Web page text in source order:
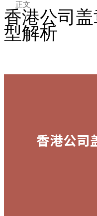
正文
香港公司
型解析